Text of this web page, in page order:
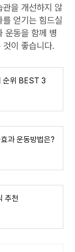
을 개선하지 않
얻기는 힘드실
운동을 함께 병
이 좋습니다.
순위 BEST 3
과 운동방법은?
추천